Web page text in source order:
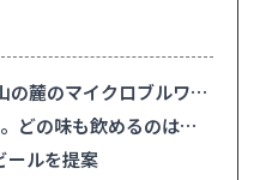
の麓のマイクロブルワリ
どの味も飲めるのは今
ールを提案